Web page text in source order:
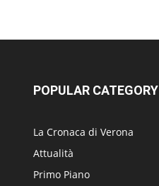
POPULAR CATEGORY
La Cronaca di Verona
Attualità
Primo Piano